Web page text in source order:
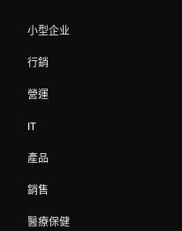
小型企业
行銷
營運
IT
產品
銷售
醫療保健